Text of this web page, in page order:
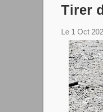
Tirer
Le 1 Oct